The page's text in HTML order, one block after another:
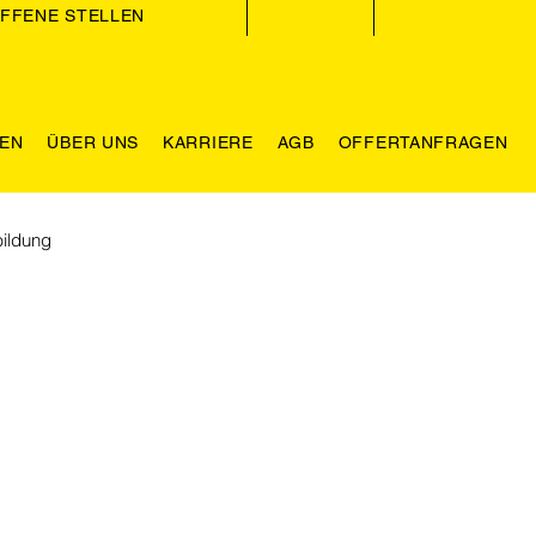
STELLEN
ÜBER UNS KARRIERE AGB OFFERTANFRAGEN